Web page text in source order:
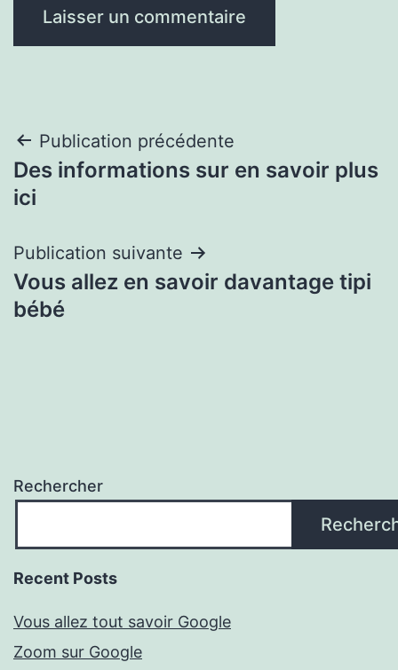
Navigation
de
Publication précédente
Des informations sur en savoir plus
ici
Publication suivante
Vous allez en savoir davantage tipi
bébé
Rechercher
Recent Posts
Vous allez tout savoir Google
Zoom sur Google